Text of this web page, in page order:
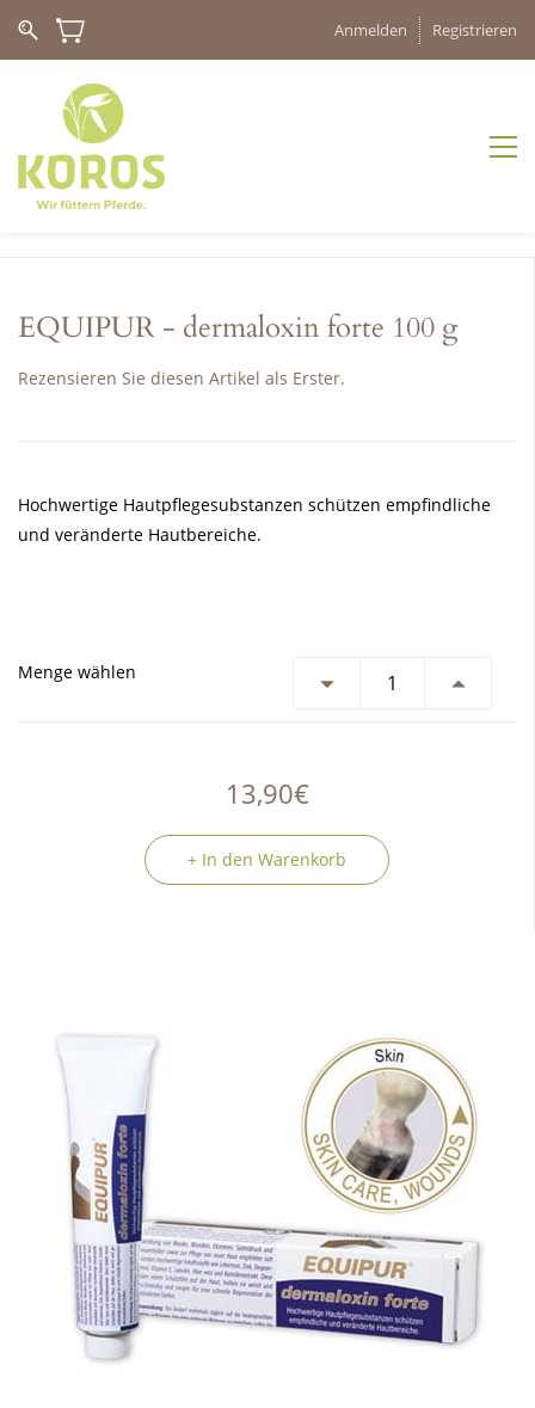
Anmelden Registrieren
EQUIPUR - dermaloxin forte 100 g
Rezensieren Sie diesen Artikel als Erster.
Hochwertige Hautpflegesubstanzen schützen empfindliche
und veränderte Hautbereiche.
Menge wählen
13,90€
+ In den Warenkorb